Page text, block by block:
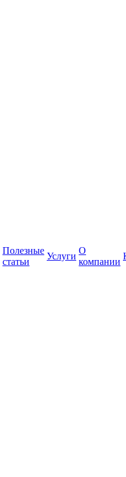
Полезные
статьи
Услуги
О
компании